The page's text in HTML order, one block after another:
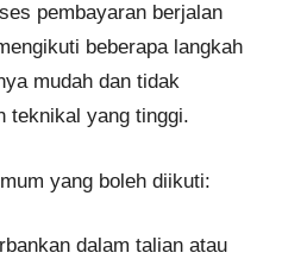
pembayaran berjalan
beberapa langkah
mudah dan tidak
teknikal yang tinggi.
yang boleh diikuti:
dalam talian atau